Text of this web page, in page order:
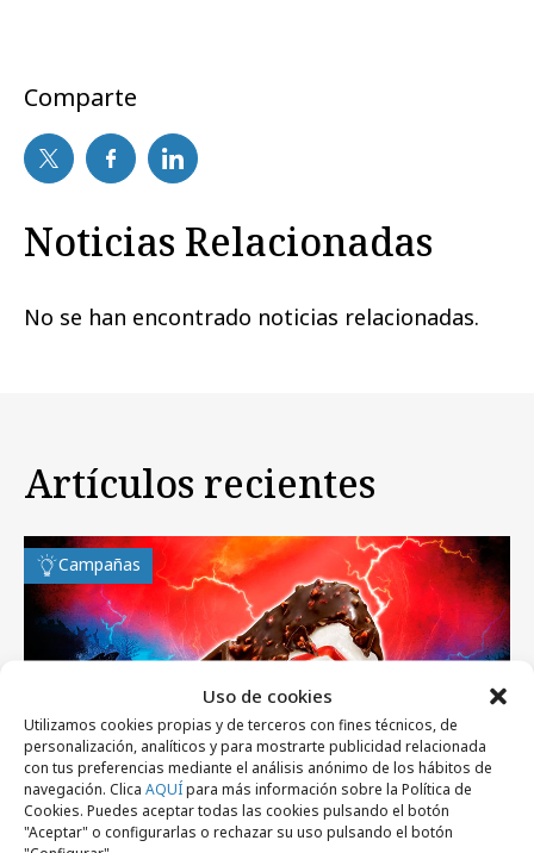
Uso de cookies
Utilizamos cookies propias y de terceros con fines técnicos, de
personalización, analíticos y para mostrarte publicidad relacionada
con tus preferencias mediante el análisis anónimo de los hábitos de
navegación. Clica AQUÍpara más información sobre la Política de
Cookies. Puedes aceptar todas las cookies pulsando el botón
"Aceptar" o configurarlas o rechazar su uso pulsando el botón
Comparte
Noticias Relacionadas
No se han encontrado noticias relacionadas.
Artículos recientes
Campañas